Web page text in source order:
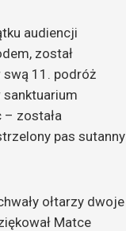
audiencji
został
swą 11. podróż
– została
pas sutanny
ołtarzy dwoje
Matce